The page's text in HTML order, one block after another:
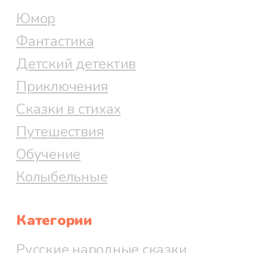
Юмор
Фантастика
Детский детектив
Приключения
Сказки в стихах
Путешествия
Обучение
Колыбельные
Категории